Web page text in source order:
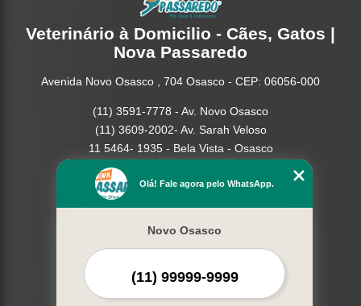
Veterinário à Domicilio - Cães, Gatos |
Nova Passaredo
Avenida Novo Osasco , 704 Osasco - CEP: 06056-000
(11) 3591-7778 - Av. Novo Osasco
(11) 3609-2002- Av. Sarah Veloso
11 5464- 1935 - Bela Vista - Osasco
Home
Serviços
Contato
Mapa do site
Mais Serviços
Olá! Fale agora pelo WhatsApp.
Novo Osasco